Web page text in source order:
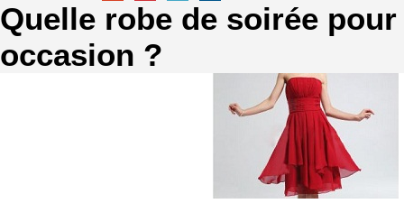
Quelle robe de soirée
occasion ?